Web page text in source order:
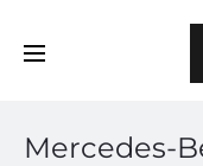
Mercedes-